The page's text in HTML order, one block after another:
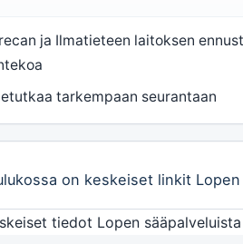
ja Ilmatieteen laitoksen
tarkempaan seurantaan
on keskeiset linkit
tiedot Lopen sääpalveluista